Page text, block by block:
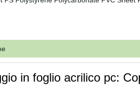
in foglio acrilico pc: